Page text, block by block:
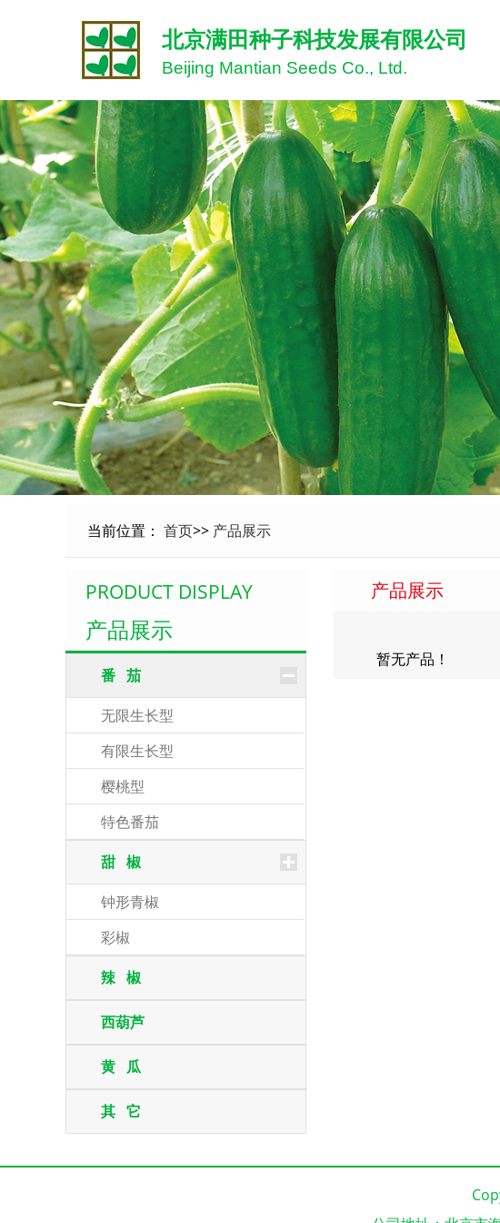
北京满田种子科技发展有限公司
Beijing Mantian Seeds Co., Ltd.
当前位置： 首页>> 产品展示
PRODUCT DISPLAY
产品展示
番 茄
无限生长型
有限生长型
樱桃型
特色番茄
甜 椒
钟形青椒
彩椒
辣 椒
西葫芦
黄 瓜
其 它
产品展示
暂无产品！